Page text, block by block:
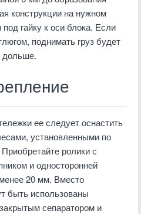
конструкции на нужном
гайку к оси блока. Если
поднимать груз будет
дольше.
ее следует оснастить
установленными по
ролики с
и односторонней
20 мм. Вместо
быть использованы
сепаратором и